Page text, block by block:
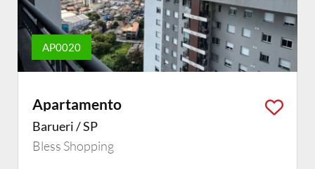
AP0020
Apartamento
Barueri / SP
Bless Shopping